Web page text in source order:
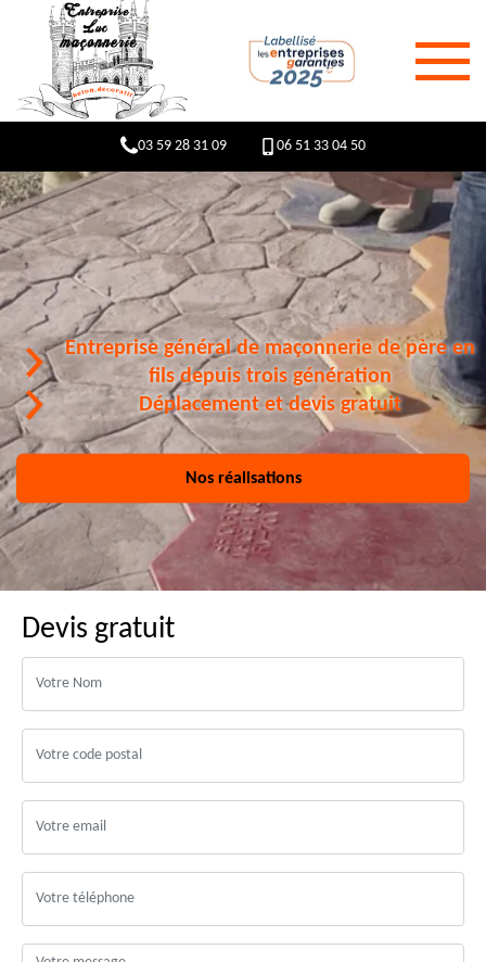
03 59 28 31 09 06 51 33 04 50
Entreprise général de maçonnerie de père en
fils depuis trois génération
Déplacement et devis gratuit
Nos réalisations
Devis gratuit